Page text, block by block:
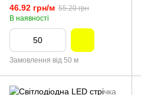
46.92 грн/м 55.20 грн
В наявності
Замовлення від 50 м